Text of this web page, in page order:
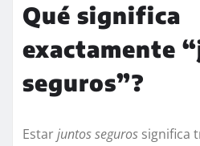
Qué significa
exactamente
seguros”?
Estarjuntos seguros significa